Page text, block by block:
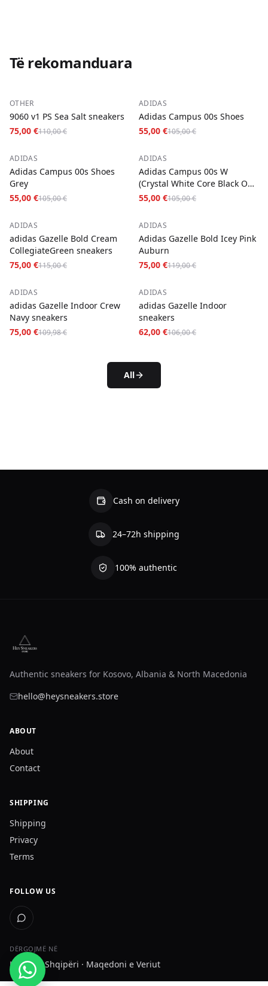
Të rekomanduara
−32%
OTHER
9060 v1 PS Sea Salt sneakers
75,00 €110,00 €
−48%
ADIDAS
Adidas Campus 00s Shoes
55,00 €105,00 €
−48%
ADIDAS
Adidas Campus 00s Shoes
Grey
55,00 €105,00 €
−48%
ADIDAS
Adidas Campus 00s W
(Crystal White Core Black Off
White)
55,00 €105,00 €
−35%
ADIDAS
adidas Gazelle Bold Cream
CollegiateGreen sneakers
75,00 €115,00 €
−37%
ADIDAS
Adidas Gazelle Bold Icey Pink
Auburn
75,00 €119,00 €
−32%
ADIDAS
adidas Gazelle Indoor Crew
Navy sneakers
75,00 €109,98 €
−42%
ADIDAS
adidas Gazelle Indoor
sneakers
62,00 €106,00 €
All
Cash on delivery
24–72h shipping
100% authentic
Authentic sneakers for Kosovo, Albania & North Macedonia
hello@heysneakers.store
ABOUT
About
Contact
SHIPPING
Shipping
Privacy
Terms
FOLLOW US
DËRGOJMË NË
Kosovë · Shqipëri · Maqedoni e Veriut